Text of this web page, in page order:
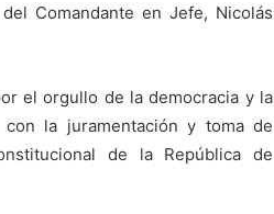
Comandante en Jefe, Nicolás
el orgullo de la democracia y la
la juramentación y toma de
de la República de